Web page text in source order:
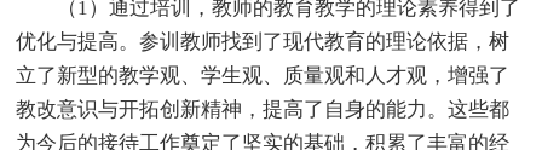
（1）通过培训，教师的教育教学的理论素养得到了
优化与提高。参训教师找到了现代教育的理论依据，树
立了新型的教学观、学生观、质量观和人才观，增强了
教改意识与开拓创新精神，提高了自身的能力。这些都
为今后的接待工作奠定了坚实的基础，积累了丰富的经